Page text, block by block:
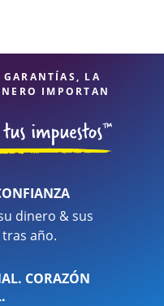
LA
IMPORTAN
dinero & sus
año.
CORAZÓN